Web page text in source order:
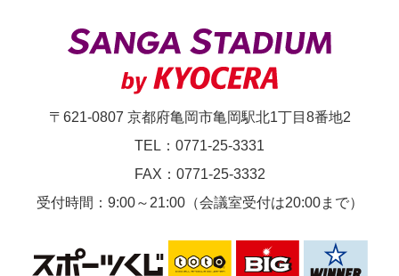
〒621-0807 京都府亀岡市亀岡駅北1丁目8番地2
TEL：0771-25-3331
FAX：0771-25-3332
受付時間：9:00～21:00（会議室受付は20:00まで）